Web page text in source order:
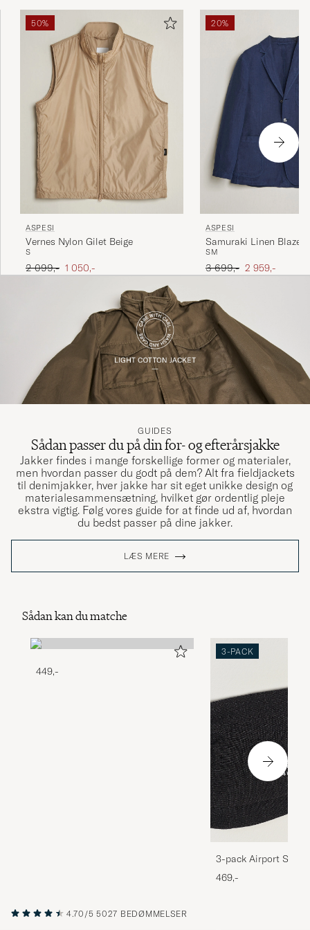
50%
ASPESI
Vernes Nylon Gilet Beige
S
Ordinary pris
2 099,- Nedsat pris
1 050,-
20%
ASPESI
Samuraki Linen Blazer
SM
Ordinary pris
3 699,- Nedsat pris
2 959,-
GUIDES
Sådan passer du på din for- og efterårsjakke
Jakker findes i mange forskellige former og materialer,
men hvordan passer du godt på dem? Alt fra fieldjackets
til denimjakker, hver jakke har sit eget unikke design og
materialesammensætning, hvilket gør ordentlig pleje
ekstra vigtig. Følg vores guide for at finde ud af, hvordan
du bedst passer på dine jakker.
LÆS MERE
Sådan kan du matche
449,-
3-PACK
3-pack Airport
Melange
469,-
4.70/5 5027 BEDØMMELSER